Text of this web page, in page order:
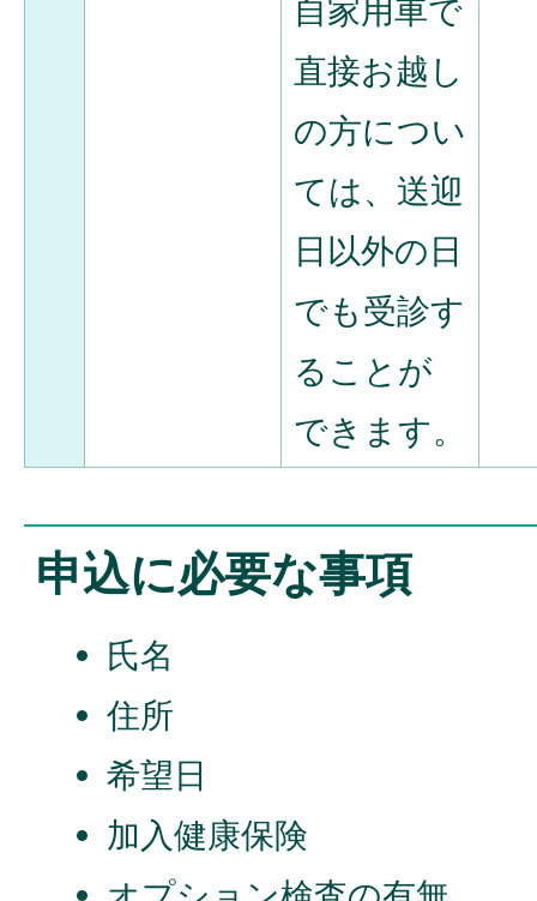
自家用車で
直接お越し
の方につい
ては、送迎
日以外の日
でも受診す
ることが
できます。
申込に必要な事項
氏名
住所
希望日
加入健康保険